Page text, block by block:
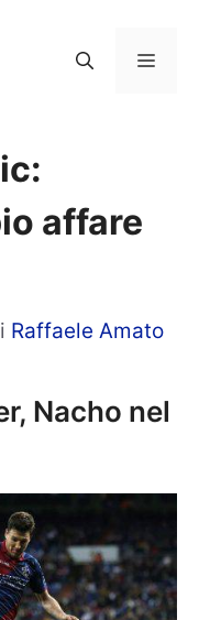
Menu
affare
Raffaele Amato
Nacho nel